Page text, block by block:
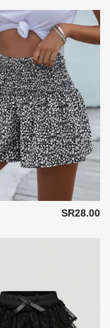
SR28.00